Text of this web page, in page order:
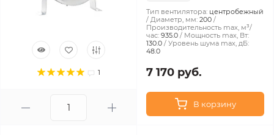
1
Тип вентилятора: центробежный
Диаметр, мм: 200
Производительность max, м³/
час: 935.0
Мощность max, Вт:
130.0
Уровень шума max, дБ:
48.0
7 170 руб.
В корзину